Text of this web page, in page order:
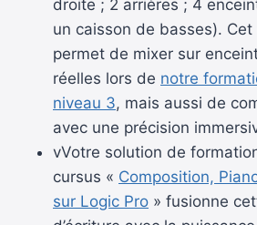
droite ; 2 arrières ; 4
un caisson de basses).
permet de mixer sur
réelles lors de notre
niveau 3, mais aussi de
avec une précision
vVotre solution de
cursus « Composition,
sur Logic Pro » fusionne